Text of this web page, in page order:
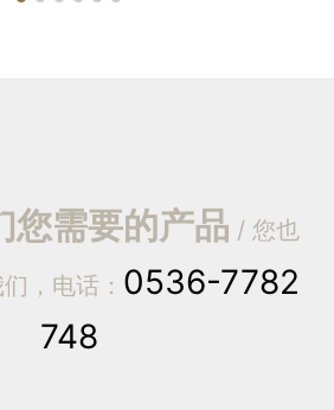
您需要的产品 / 您也
，电话： 0536-7782
748